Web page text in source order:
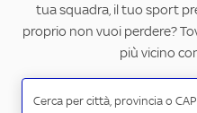
tua squadra, il tuo sport
proprio non vuoi perdere?
più vicino